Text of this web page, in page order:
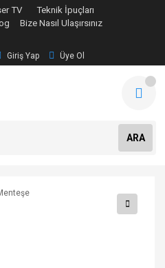
TV
Teknik İpuçları
Bize Nasıl Ulaşırsınız
Giriş Yap Üye Ol
ARA